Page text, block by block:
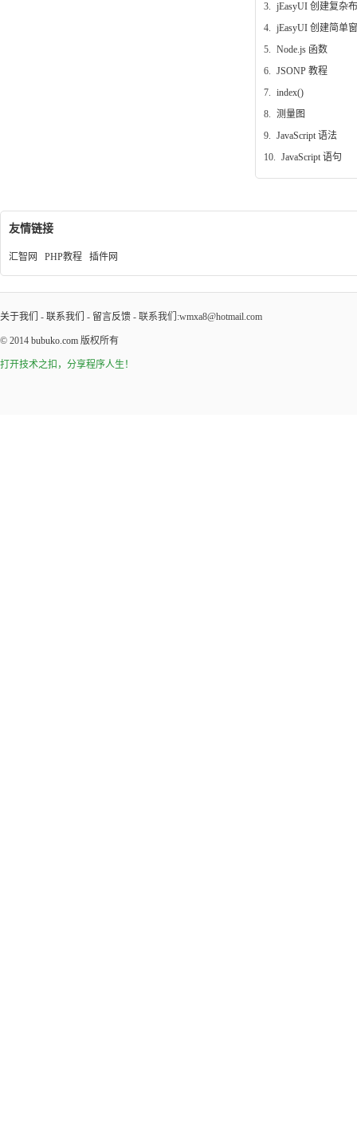
3. jEasyUI 创建复杂
4. jEasyUI 创建简单
5. Node.js 函数
6. JSONP 教程
7. index()
8. 测量图
9. JavaScript 语法
10. JavaScript 语句
友情链接
汇智网 PHP教程 插件网
关于我们 - 联系我们 - 留言反馈 - 联系我们:wmxa8@hotmail.com
© 2014 bubuko.com 版权所有
打开技术之扣，分享程序人生！